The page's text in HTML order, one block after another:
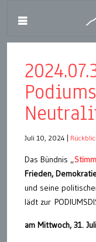
Juli 10, 2024
Das Bündnis „
Frieden,
und seine
lädt zur
am Mittwoch, 31.